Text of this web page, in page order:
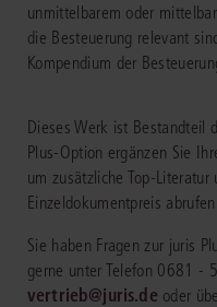
unmittelbarem oder
die Besteuerung relevant
Kompendium der
Dieses Werk ist Bestandteil
Plus-Option ergänzen Sie
um zusätzliche Top-
Einzeldokumentpreis
Sie haben Fragen zur juris
gerne unter Telefon 0681 -
vertrieb@juris.de oder